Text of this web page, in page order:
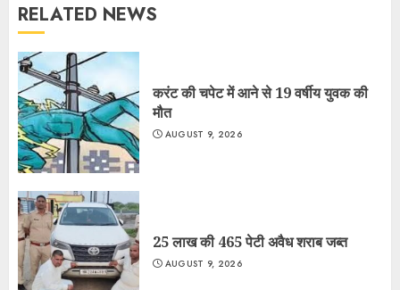
RELATED NEWS
करंट की चपेट में आने से 19 वर्षीय युवक की
मौत
AUGUST 9, 2026
25 लाख की 465 पेटी अवैध शराब जब्त
AUGUST 9, 2026